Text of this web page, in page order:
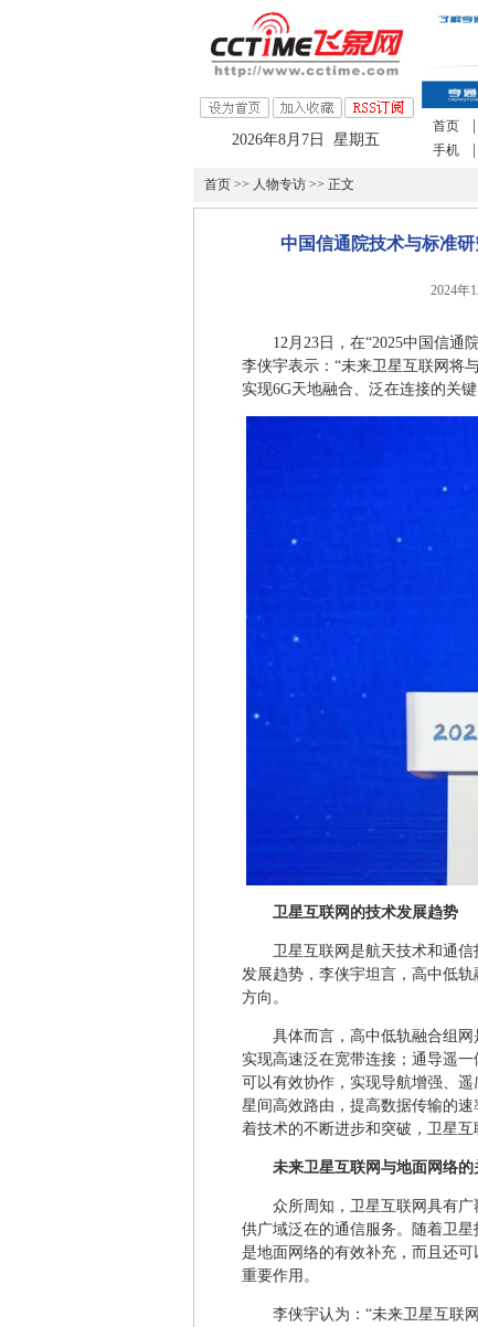
2026年8月7日 星期五
首页
手机
首页>> 人物专访>> 正文
中国信通院技术与标准
2024年
12月23日，在“2025中国信
李侠宇表示：“未来卫星互联网将
实现6G天地融合、泛在连接的关
卫星互联网的技术发展趋势
卫星互联网是航天技术和通
发展趋势，李侠宇坦言，高中低
方向。
具体而言，高中低轨融合组
实现高速泛在宽带连接；通导遥
可以有效协作，实现导航增强、
星间高效路由，提高数据传输的
着技术的不断进步和突破，卫星互
未来卫星互联网与地面网络的
众所周知，卫星互联网具有
供广域泛在的通信服务。随着卫
是地面网络的有效补充，而且还
重要作用。
李侠宇认为：“未来卫星互联